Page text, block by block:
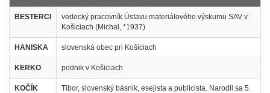
BESTERCI
vedecký pracovník Ústavu materiálového výskumu SAV v
Košiciach (Michal, *1937)
HANISKA slovenská obec pri Košiciach
KERKO podnik v Košiciach
KOČÍK Tibor, slovenský básnik, esejista a publicista. Narodil sa 5.